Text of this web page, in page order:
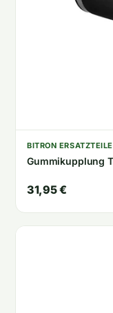
BITRON ERSATZTEILE
Gummikupplung
31,95 €